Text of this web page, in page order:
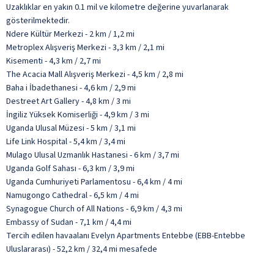
Uzaklıklar en yakın 0.1 mil ve kilometre değerine yuvarlanarak
gösterilmektedir.
Ndere Kültür Merkezi - 2 km / 1,2 mi
Metroplex Alışveriş Merkezi - 3,3 km / 2,1 mi
Kisementi - 4,3 km / 2,7 mi
The Acacia Mall Alışveriş Merkezi - 4,5 km / 2,8 mi
Baha i İbadethanesi - 4,6 km / 2,9 mi
Destreet Art Gallery - 4,8 km / 3 mi
İngiliz Yüksek Komiserliği - 4,9 km / 3 mi
Uganda Ulusal Müzesi - 5 km / 3,1 mi
Life Link Hospital - 5,4 km / 3,4 mi
Mulago Ulusal Uzmanlık Hastanesi - 6 km / 3,7 mi
Uganda Golf Sahası - 6,3 km / 3,9 mi
Uganda Cumhuriyeti Parlamentosu - 6,4 km / 4 mi
Namugongo Cathedral - 6,5 km / 4 mi
Synagogue Church of All Nations - 6,9 km / 4,3 mi
Embassy of Sudan - 7,1 km / 4,4 mi
Tercih edilen havaalanı Evelyn Apartments Entebbe (EBB-Entebbe
Uluslararası) - 52,2 km / 32,4 mi mesafede